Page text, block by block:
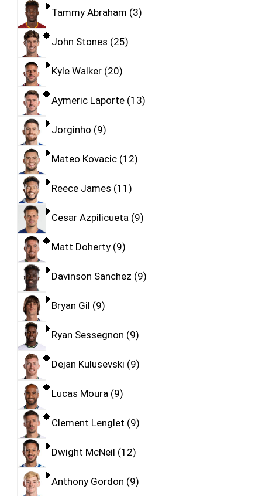
Tammy Abraham 3
John Stones 25
Kyle Walker 20
Aymeric Laporte 13
Jorginho 9
Mateo Kovacic 12
Reece James 11
Cesar Azpilicueta 9
Matt Doherty 9
Davinson Sanchez 9
Bryan Gil 9
Ryan Sessegnon 9
Dejan Kulusevski 9
Lucas Moura 9
Clement Lenglet 9
Dwight McNeil 12
Anthony Gordon 9